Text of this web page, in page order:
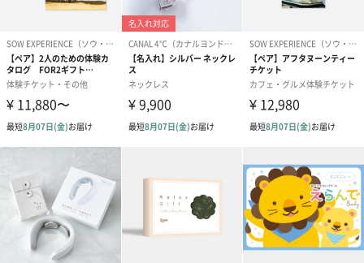
プリザーブドフラワー
ブーケ（ピンク）
（2,580円）
（2,580円）
ク）（1,500円
ぬいぐるみ